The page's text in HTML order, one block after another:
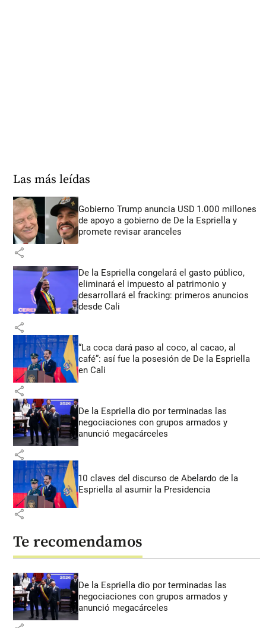
Las más leídas
Gobierno Trump anuncia USD 1.000 millones
de apoyo a gobierno de De la Espriella y
promete revisar aranceles
share
De la Espriella congelará el gasto público,
eliminará el impuesto al patrimonio y
desarrollará el fracking: primeros anuncios
desde Cali
share
“La coca dará paso al coco, al cacao, al
café”: así fue la posesión de De la Espriella
en Cali
share
De la Espriella dio por terminadas las
negociaciones con grupos armados y
anunció megacárceles
share
10 claves del discurso de Abelardo de la
Espriella al asumir la Presidencia
share
Te recomendamos
De la Espriella dio por terminadas las
negociaciones con grupos armados y
anunció megacárceles